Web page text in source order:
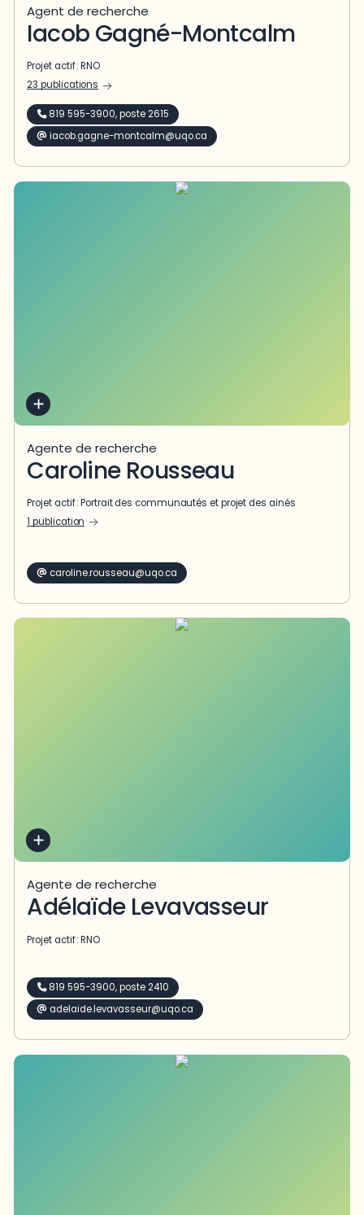
Agent de recherche
Iacob Gagné-Montcalm
Projet actif :RNO
23 publications
819 595-3900, poste 2615
iacob.gagne-montcalm@uqo.ca
Agente de recherche
Caroline Rousseau
Projet actif :Portrait des communautés et projet des ainés
1 publication
caroline.rousseau@uqo.ca
Agente de recherche
Adélaïde Levavasseur
Projet actif :RNO
819 595-3900, poste 2410
adelaide.levavasseur@uqo.ca